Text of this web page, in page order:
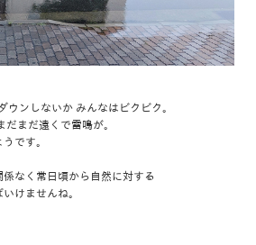
ウンしないか みんなはビクビク。
まだ遠くで雷鳴が。
です。
なく常日頃から自然に対する
けませんね。